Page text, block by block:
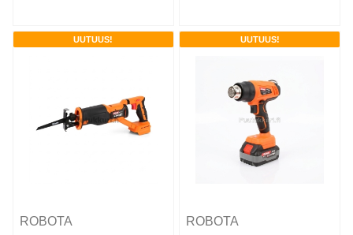
UUTUUS!
ROBOTA
UUTUUS!
ROBOTA